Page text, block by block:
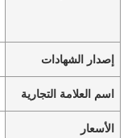
إصدار الشهادات
اسم العلامة التجارية
الأسعار